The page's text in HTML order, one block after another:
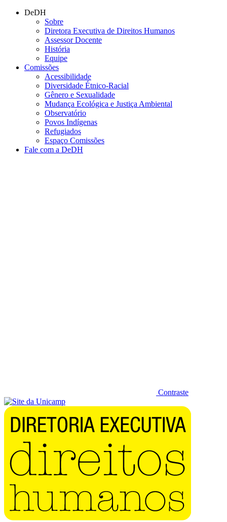
Conteúdo principal
DeDH
Sobre
Diretora Executiva de Direitos Humanos
Assessor Docente
História
Equipe
Comissões
Acessibilidade
Diversidade Étnico-Racial
Gênero e Sexualidade
Mudança Ecológica e Justiça Ambiental
Observatório
Povos Indígenas
Refugiados
Espaço Comissões
Fale com a DeDH
Contraste